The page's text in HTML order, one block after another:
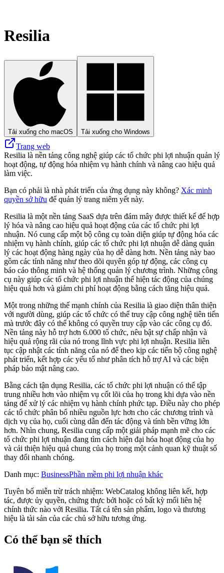
Resilia
Tải xuống cho macOS Tải xuống cho Windows
Trang web
Resilia là nền tảng công nghệ giúp các tổ chức phi lợi nhuận quản lý
hoạt động, tự động hóa nhiệm vụ hành chính và nâng cao hiệu quả
làm việc.
Bạn có phải là nhà phát triển của ứng dụng này không? Xác minh
quyền sở hữu để quản lý trang niêm yết này.
Resilia là một nền tảng SaaS dựa trên đám mây được thiết kế để hợp
lý hóa và nâng cao hiệu quả hoạt động của các tổ chức phi lợi
nhuận. Nó cung cấp một bộ công cụ toàn diện giúp tự động hóa các
nhiệm vụ hành chính, giúp các tổ chức phi lợi nhuận dễ dàng quản
lý các hoạt động hàng ngày của họ dễ dàng hơn. Nền tảng này bao
gồm các tính năng như theo dõi quyên góp tự động, các công cụ
báo cáo thông minh và hệ thống quản lý chương trình. Những công
cụ này giúp các tổ chức phi lợi nhuận thể hiện tác động của chúng
hiệu quả hơn và giảm chi phí hoạt động bằng cách tăng hiệu quả.
Một trong những thế mạnh chính của Resilia là giao diện thân thiện
với người dùng, giúp các tổ chức có thể truy cập công nghệ tiên tiến
mà trước đây có thể không có quyền truy cập vào các công cụ đó.
Nền tảng này hỗ trợ hơn 6.000 tổ chức, nêu bật sự chấp nhận và
hiệu quả rộng rãi của nó trong lĩnh vực phi lợi nhuận. Resilia liên
tục cập nhật các tính năng của nó để theo kịp các tiến bộ công nghệ
phát triển, kết hợp các yếu tố như phân tích hỗ trợ AI và các biện
pháp bảo mật nâng cao.
Bằng cách tận dụng Resilia, các tổ chức phi lợi nhuận có thể tập
trung nhiều hơn vào nhiệm vụ cốt lõi của họ trong khi dựa vào nền
tảng để xử lý các nhiệm vụ hành chính phức tạp. Điều này cho phép
các tổ chức phân bổ nhiều nguồn lực hơn cho các chương trình và
dịch vụ của họ, cuối cùng dẫn đến tác động và tính bền vững lớn
hơn. Nhìn chung, Resilia cung cấp một giải pháp mạnh mẽ cho các
tổ chức phi lợi nhuận đang tìm cách hiện đại hóa hoạt động của họ
và cải thiện hiệu quả chung của họ trong một cảnh quan kỹ thuật số
thay đổi nhanh chóng.
Danh mục: BusinessPhần mềm phi lợi nhuận khác
Tuyên bố miễn trừ trách nhiệm: WebCatalog không liên kết, hợp
tác, được ủy quyền, chứng thực bởi hoặc có bất kỳ mối liên hệ
chính thức nào với Resilia. Tất cả tên sản phẩm, logo và thương
hiệu là tài sản của các chủ sở hữu tương ứng.
Có thể bạn sẽ thích